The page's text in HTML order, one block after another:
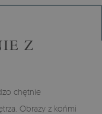
Z
chętnie
Obrazy z końmi